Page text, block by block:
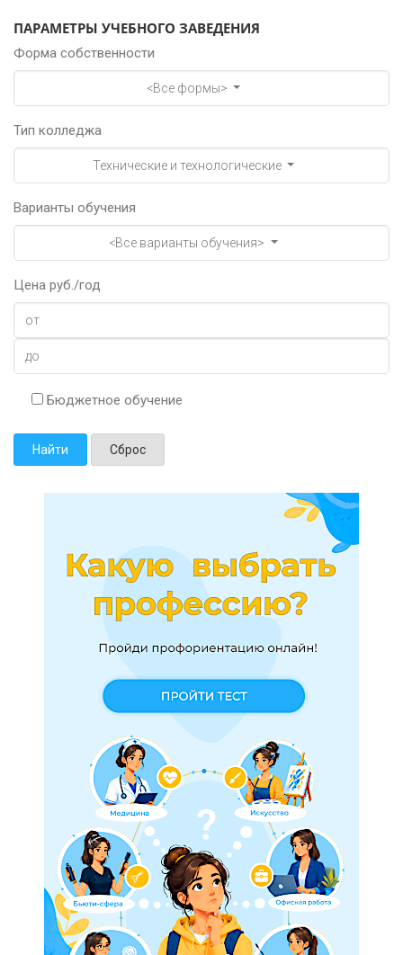
ПАРАМЕТРЫ УЧЕБНОГО ЗАВЕДЕНИЯ
Форма собственности
<Все формы>
Тип колледжа
Технические и технологические
Варианты обучения
<Все варианты обучения>
Цена руб./год
Бюджетное обучение
Найти Сброс